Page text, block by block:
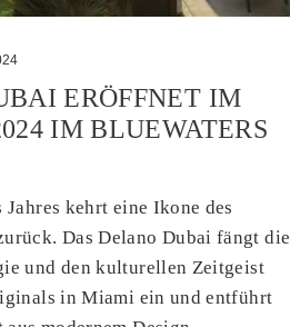
ERÖFFNET IM
IM BLUEWATERS
kehrt eine Ikone des
Das Delano Dubai fängt die
und den kulturellen Zeitgeist
in Miami ein und entführt